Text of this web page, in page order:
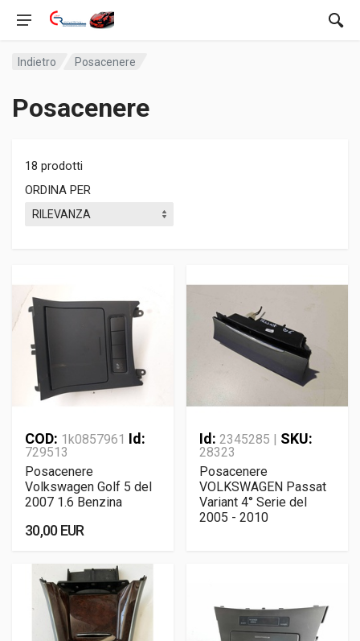
Indietro Posacenere
Posacenere
18 prodotti
ORDINA PER
COD: 1k0857961 Id:
729513
Posacenere
Volkswagen Golf 5 del
2007 1.6 Benzina
30,00 EUR
Id: 2345285 | SKU:
28323
Posacenere
VOLKSWAGEN Passat
Variant 4° Serie del
2005 - 2010